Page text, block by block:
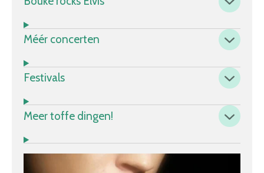
Méér concerten
Festivals
Meer toffe dingen!